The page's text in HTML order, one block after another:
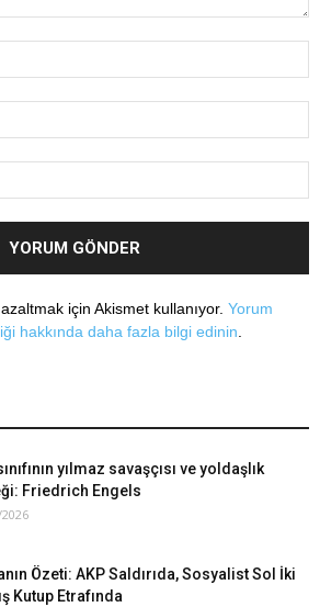
için Akismet kullanıyor. Yorum
hakkında daha fazla bilgi edinin
yılmaz savaşçısı ve yoldaşlık
Friedrich Engels
Özeti: AKP Saldırıda, Sosyalist Sol İki
Kutup Etrafında